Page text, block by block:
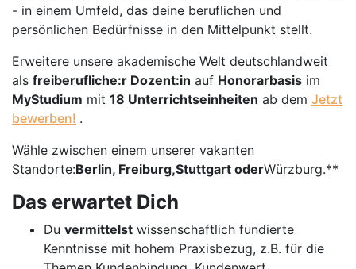
- in einem Umfeld, das deine beruflichen und
persönlichen Bedürfnisse in den Mittelpunkt stellt.
Erweitere unsere akademische Welt deutschlandweit
als freiberufliche:r Dozent:in auf Honorarbasis im
MyStudium mit 18 Unterrichtseinheiten ab dem Jetzt
bewerben! .
Wähle zwischen einem unserer vakanten
Standorte:Berlin, Freiburg,Stuttgart oderWürzburg.**
Das erwartet Dich
Du vermittelst wissenschaftlich fundierte
Kenntnisse mit hohem Praxisbezug, z.B. für die